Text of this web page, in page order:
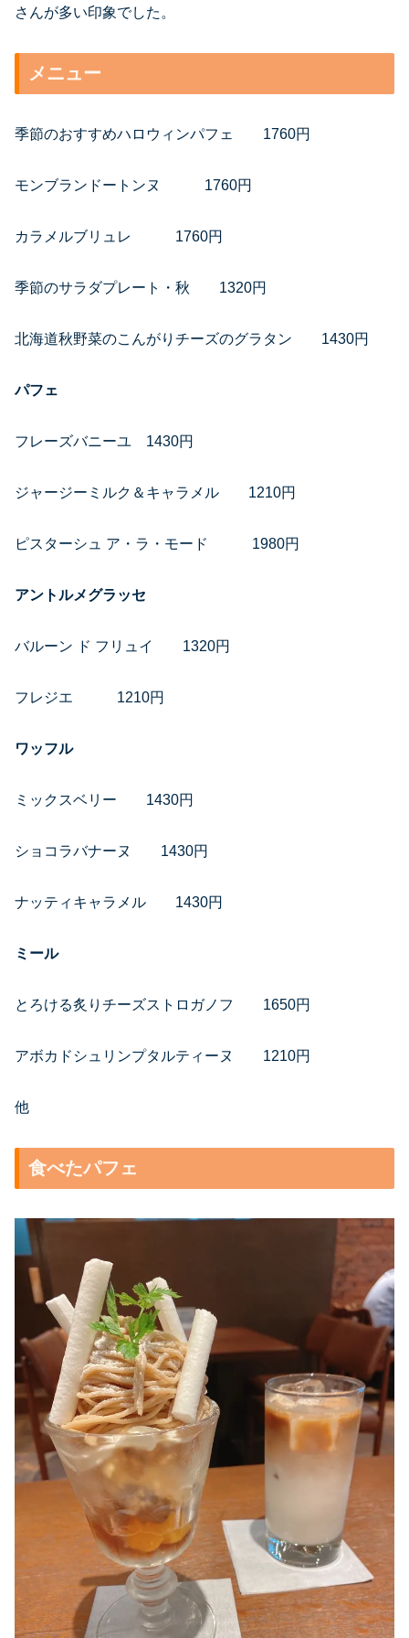
さんが多い印象でした。
メニュー
季節のおすすめハロウィンパフェ 1760円
モンブランドートンヌ 1760円
カラメルブリュレ 1760円
季節のサラダプレート・秋 1320円
北海道秋野菜のこんがりチーズのグラタン 1430円
パフェ
フレーズバニーユ 1430円
ジャージーミルク＆キャラメル 1210円
ピスターシュ ア・ラ・モード 1980円
アントルメグラッセ
バルーン ド フリュイ 1320円
フレジエ 1210円
ワッフル
ミックスベリー 1430円
ショコラバナーヌ 1430円
ナッティキャラメル 1430円
ミール
とろける炙りチーズストロガノフ 1650円
アボカドシュリンプタルティーヌ 1210円
他
食べたパフェ